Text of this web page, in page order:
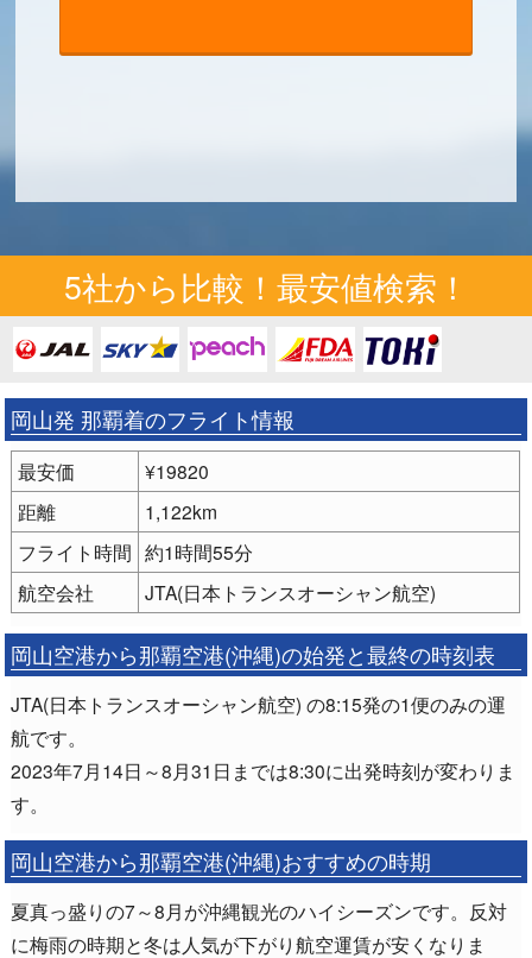
5社から比較！最安値検索！
岡山発 那覇着のフライト情報
最安価
¥19820
距離
1,122km
フライト時間 約1時間55分
航空会社
JTA(日本トランスオーシャン航空)
岡山空港から那覇空港(沖縄)の始発と最終の時刻表
JTA(日本トランスオーシャン航空) の8:15発の1便のみの運
航です。
2023年7月14日～8月31日までは8:30に出発時刻が変わりま
す。
岡山空港から那覇空港(沖縄)おすすめの時期
夏真っ盛りの7～8月が沖縄観光のハイシーズンです。反対
に梅雨の時期と冬は人気が下がり航空運賃が安くなりま